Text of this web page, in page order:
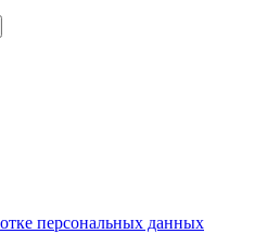
персональных данных